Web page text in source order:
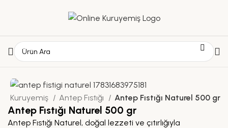
Kuruyemiş Antep Fıstığı Antep Fıstığı Naturel 500 gr
Antep Fıstığı Naturel 500 gr
Antep Fıstığı Naturel, doğal lezzeti ve çıtırlığıyla